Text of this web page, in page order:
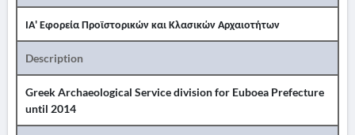
ΙΑ' Εφορεία Προϊστορικών και Κλασικών Αρχαιοτήτων
Description
Greek Archaeological Service division for Euboea Prefecture
until 2014